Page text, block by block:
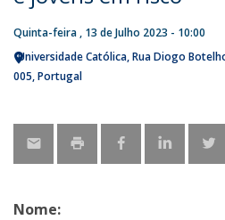
Quinta-feira , 13 de Julho 2023 - 10:00
Universidade Católica Rua Diogo
005 Portugal
Nome: